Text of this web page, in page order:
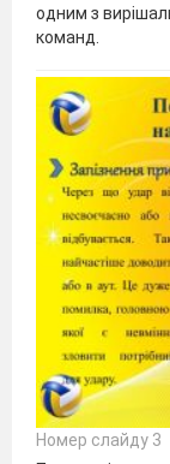
одним з
команд.
Номер слайду 3